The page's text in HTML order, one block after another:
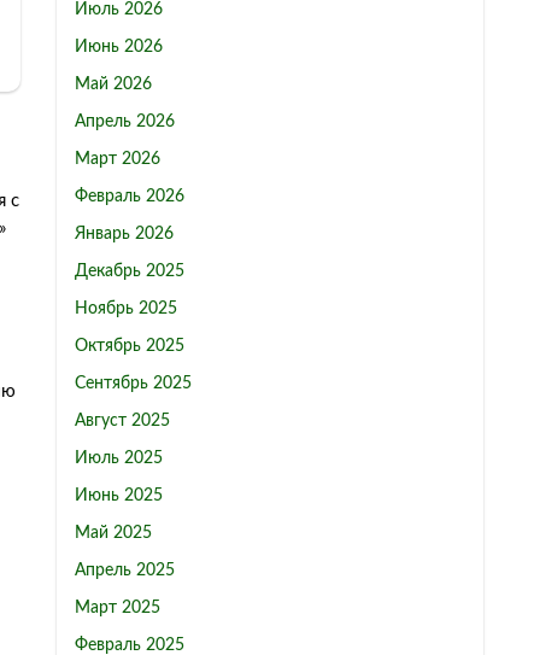
с
Июль 2026
Июнь 2026
Май 2026
Апрель 2026
Март 2026
Февраль 2026
Январь 2026
Декабрь 2025
Ноябрь 2025
Октябрь 2025
Сентябрь 2025
Август 2025
Июль 2025
Июнь 2025
Май 2025
Апрель 2025
Март 2025
Февраль 2025